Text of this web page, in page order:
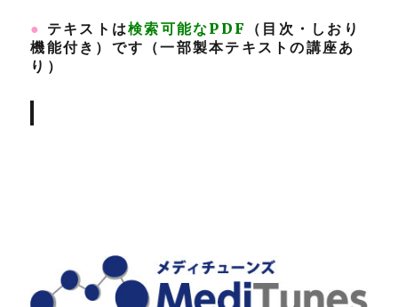
● テキストは検索可能なPDF
（目次・しおり
機能付き）です（一部製本テキストの講座あ
り）